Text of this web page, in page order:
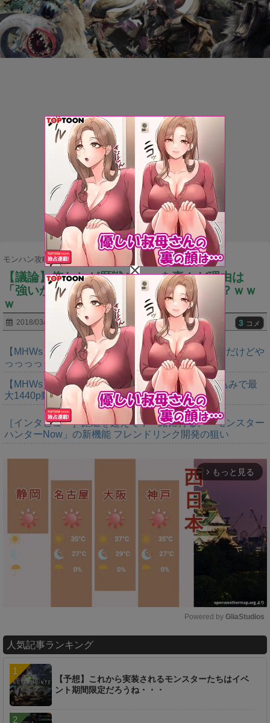
モンハン攻略まとめ隊 > モンスター
【議論】俺たちが歴戦ジョーを喜んだ理由は
「強いから」だよな？⇐●●だからじゃね？ｗｗ
ｗ
2018/03/31 3 コメ
【MHWs】ゴールドエディションの値段今知ったんだけどや
っっっっっっすwwwww
【MHWs】「Switch2版モンハンワイルズはDLSS込みで最
大1440p動作」
［インタビュー］距離を超えて，一緒に狩る。「モンスター
ハンターNow」の新機能 フレンドリンク開発の狙い
arrow_forward_ios もっと見る
u
e
Powered by GliaStudios
人気記事ランキング
【予想】これから実装されるモンスターたちはイベ
ント期間限定だろうね・・・